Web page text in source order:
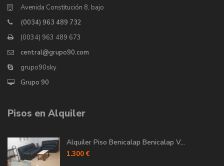
Avenida Constitución 8, bajo
(0034) 963 489 732
(0034) 963 489 673
central@grupo90.com
grupo90sky
Grupo 90
Pisos en Alquiler
Alquiler Piso Benicalap Benicalap V...
1.300 €